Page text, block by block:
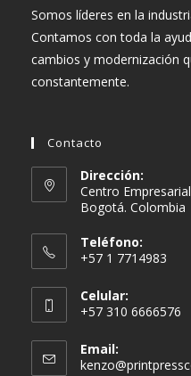
Somos líderes en la
Contamos con toda la
cambios y modernización
constantemente.
Contacto
Dirección:
Centro
Bogotá. Colombia
Teléfono:
+57 1 7714983
Celular:
+57 310 6666576
Email: